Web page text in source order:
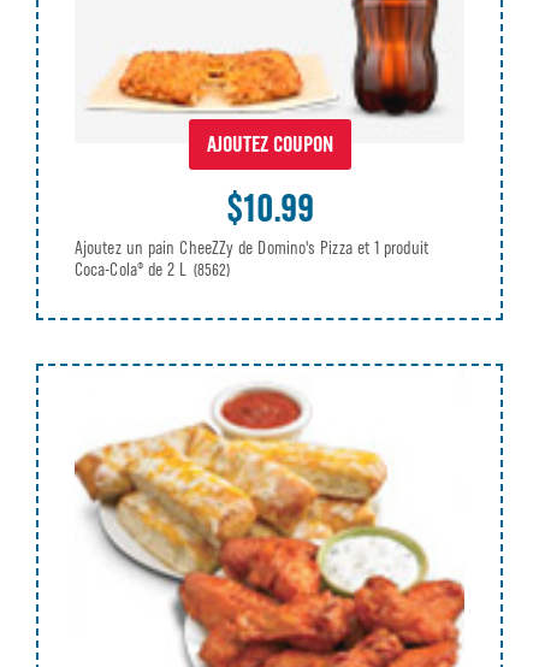
AJOUTEZ COUPON
$10.99
Ajoutez un pain CheeZZy de Domino's Pizza et 1 produit
Coca-Cola® de 2 L (8562)